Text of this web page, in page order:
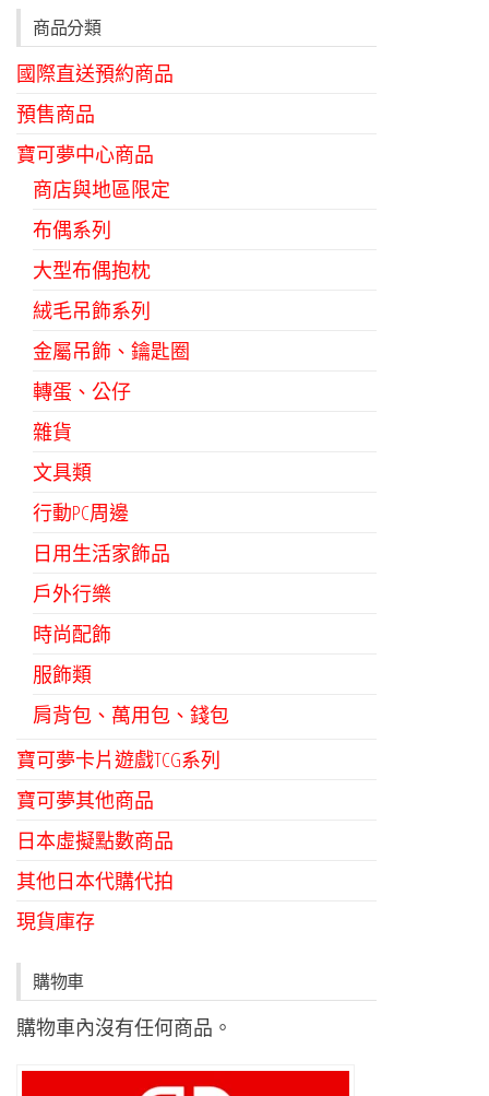
商品分類
國際直送預約商品
預售商品
寶可夢中心商品
商店與地區限定
布偶系列
大型布偶抱枕
絨毛吊飾系列
金屬吊飾、鑰匙圈
轉蛋、公仔
雜貨
文具類
行動PC周邊
日用生活家飾品
戶外行樂
時尚配飾
服飾類
肩背包、萬用包、錢包
寶可夢卡片遊戲TCG系列
寶可夢其他商品
日本虛擬點數商品
其他日本代購代拍
現貨庫存
購物車
購物車內沒有任何商品。